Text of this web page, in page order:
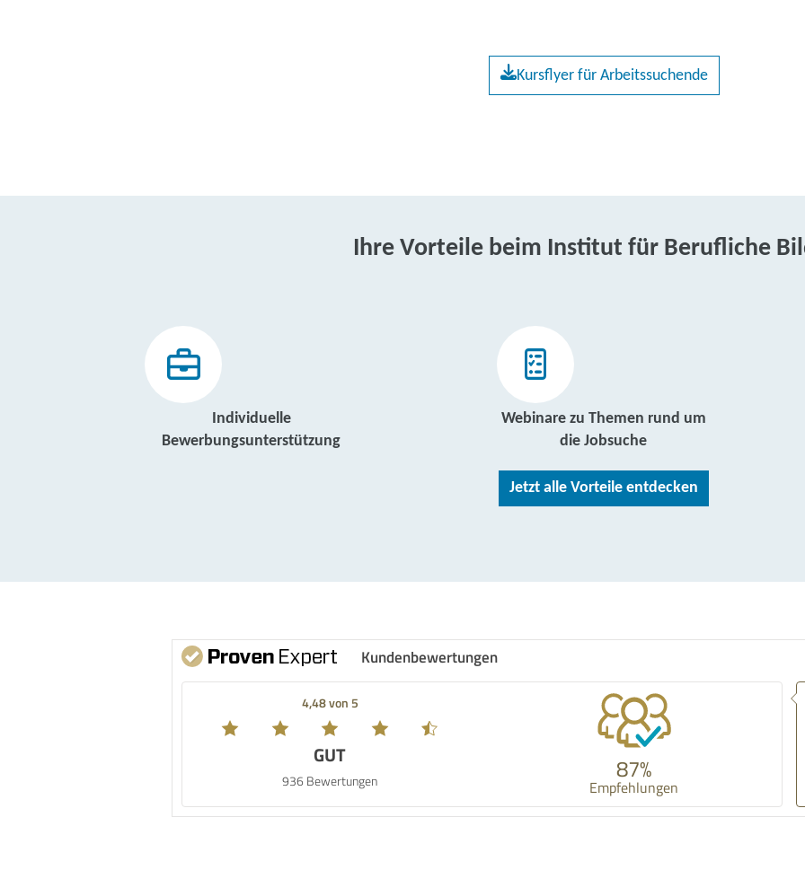
Kursflyer für Arbeitssuchende
Ihre Vorteile beim Institut für Berufliche
Individuelle
Bewerbungsunterstützung
Webinare zu Themen rund um
die Jobsuche
Jetzt alle Vorteile entdecken
Kundenbewertungen
4,48 von 5
GUT
936 Bewertungen 87%
Empfehlungen